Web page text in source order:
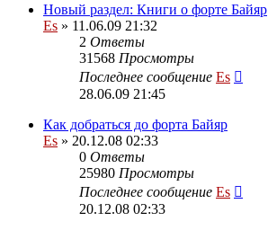
Новый раздел: Книги о форте Байяр
Es » 11.06.09 21:32
2 Ответы
31568 Просмотры
Последнее сообщение Es
28.06.09 21:45
Как добраться до форта Байяр
Es » 20.12.08 02:33
0 Ответы
25980 Просмотры
Последнее сообщение Es
20.12.08 02:33